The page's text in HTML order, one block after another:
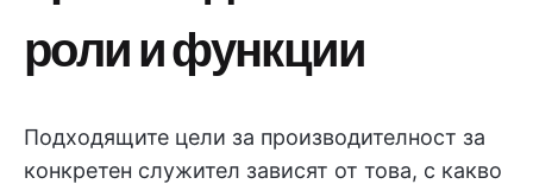
роли и функции
Подходящите цели за производителност за
конкретен служител зависят от това, с какво